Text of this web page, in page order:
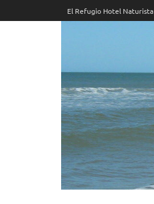
to
El Refugio Hotel Naturista